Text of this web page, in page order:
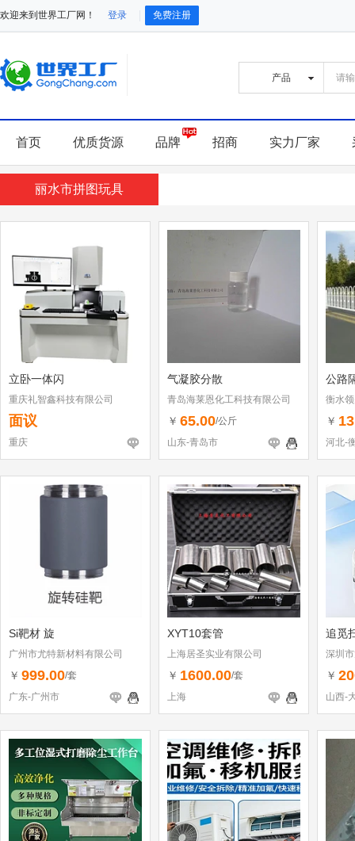
欢迎来到世界工厂网！ 登录 免费注册
首页 优质货源 品牌 招商 实力厂家
丽水市拼图玩具
立卧一体闪
重庆礼智鑫科技有限公司
面议
重庆
气凝胶分散
青岛海莱恩化工科技有限公司
￥ 65.00/公斤
山东-青岛市
公路
衡水
￥
河北-
Si靶材 旋
广州市尤特新材料有限公司
￥ 999.00/套
广东-广州市
XYT10套管
上海居圣实业有限公司
￥ 1600.00/套
上海
追觅
深圳
（个
￥
山西-